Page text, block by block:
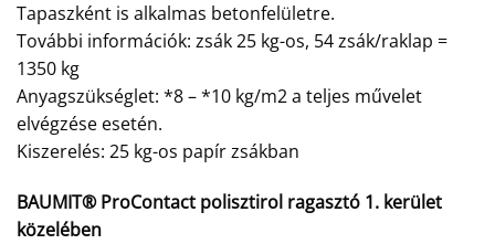
Tapaszként is alkalmas betonfelületre.
További információk: zsák 25 kg-os, 54 zsák/raklap =
1350 kg
Anyagszükséglet: *8 – *10 kg/m2 a teljes művelet
elvégzése esetén.
Kiszerelés: 25 kg-os papír zsákban
BAUMIT® ProContact polisztirol ragasztó 1. kerület
közelében